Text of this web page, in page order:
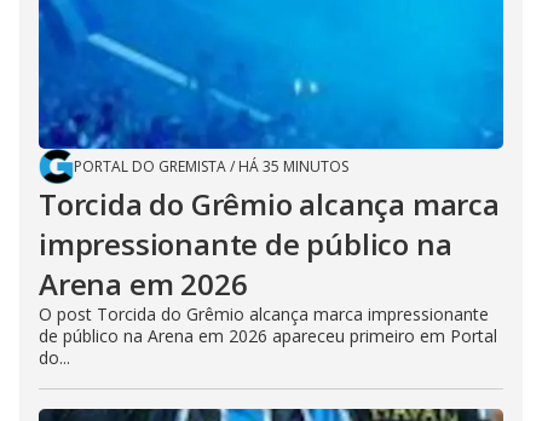
PORTAL DO GREMISTA/ HÁ 35 MINUTOS
Torcida do Grêmio alcança marca
impressionante de público na
Arena em 2026
O post Torcida do Grêmio alcança marca impressionante
de público na Arena em 2026 apareceu primeiro em Portal
do...